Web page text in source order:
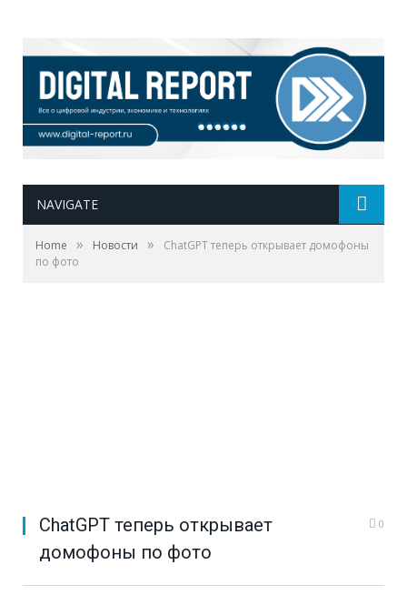
NAVIGATE
Home » Новости »
ChatGPT теперь открывает домофоны
по фото
ChatGPT теперь открывает
домофоны по фото
0